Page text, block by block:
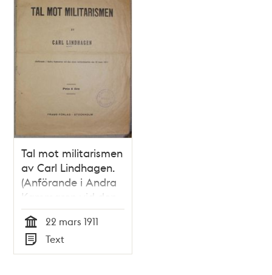
Tal mot militarismen
av Carl Lindhagen.
(Anförande i Andra
Kammaren vid den
stora
militärdebatten den
22 mars 1911)
Tid
22 mars 1911
Typ
Text